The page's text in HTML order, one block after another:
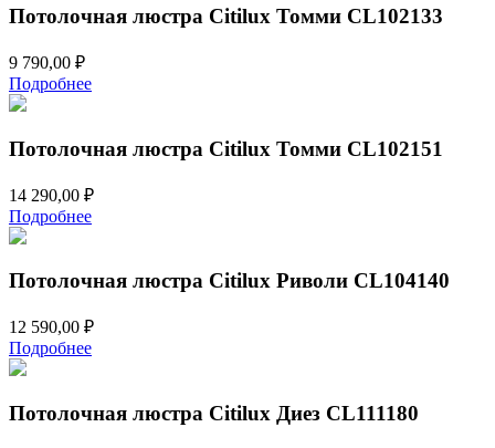
Потолочная люстра Citilux Томми CL102133
9 790,00 ₽
Подробнее
Потолочная люстра Citilux Томми CL102151
14 290,00 ₽
Подробнее
Потолочная люстра Citilux Риволи CL104140
12 590,00 ₽
Подробнее
Потолочная люстра Citilux Диез CL111180